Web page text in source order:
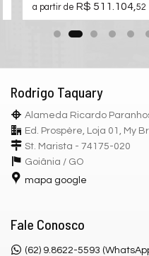
a partir de R$
Rodrigo Taquary
Alameda Ricardo
Ed. Prospère, Loja 01, My
St. Marista - 74175-020
Goiânia / GO
mapa google
Fale Conosco
(62) 9.8622-5593